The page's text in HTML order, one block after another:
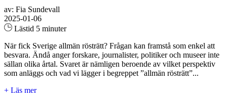
av: Fia Sundevall
2025-01-06
Lästid 5 minuter
När fick Sverige allmän rösträtt? Frågan kan framstå som enkel att
besvara. Ändå anger forskare, journalister, politiker och museer inte
sällan olika årtal. Svaret är nämligen beroende av vilket perspektiv
som anläggs och vad vi lägger i begreppet ”allmän rösträtt”...
+ Läs mer